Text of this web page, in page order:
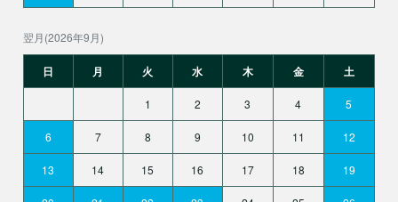
翌月(2026年9月)
日 月 火 水 木 金 土
1 2 3 4 5
6 7 8 9 10 11 12
13 14 15 16 17 18 19